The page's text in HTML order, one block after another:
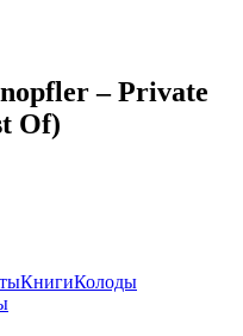
– Private
Of)
КнигиКолоды